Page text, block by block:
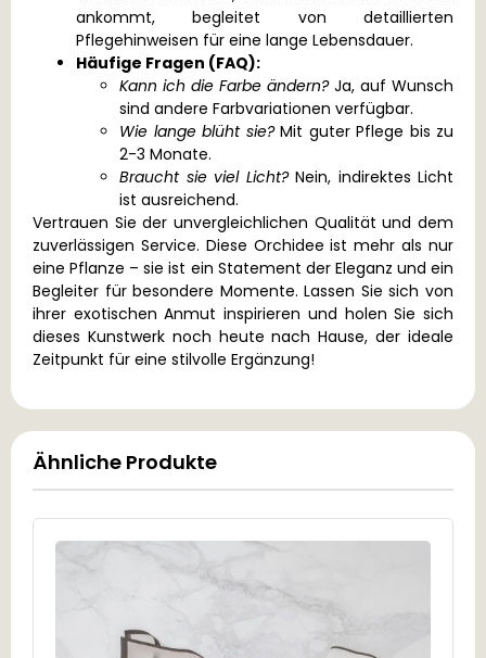
ankommt, begleitet von detaillierten
Pflegehinweisen für eine lange Lebensdauer.
Häufige Fragen (FAQ):
Kann ich die Farbe ändern?Ja, auf Wunsch
sind andere Farbvariationen verfügbar.
Wie lange blüht sie?Mit guter Pflege bis zu
2-3 Monate.
Braucht sie viel Licht?Nein, indirektes Licht
ist ausreichend.
Vertrauen Sie der unvergleichlichen Qualität und dem
zuverlässigen Service. Diese Orchidee ist mehr als nur
eine Pflanze – sie ist ein Statement der Eleganz und ein
Begleiter für besondere Momente. Lassen Sie sich von
ihrer exotischen Anmut inspirieren und holen Sie sich
dieses Kunstwerk noch heute nach Hause, der ideale
Zeitpunkt für eine stilvolle Ergänzung!
Ähnliche Produkte